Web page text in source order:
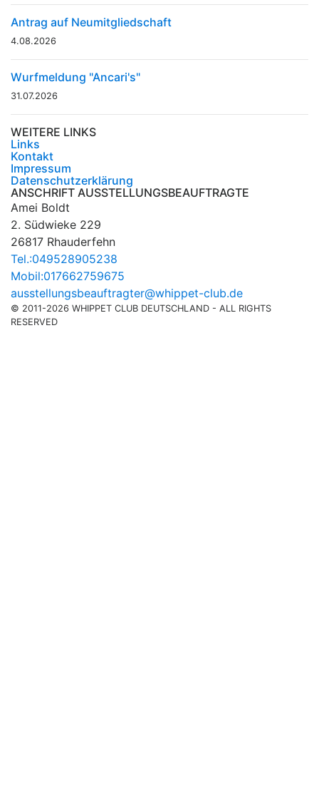
Antrag auf Neumitgliedschaft
4.08.2026
Wurfmeldung "Ancari's"
31.07.2026
WEITERE LINKS
Links
Kontakt
Impressum
Datenschutzerklärung
ANSCHRIFT AUSSTELLUNGSBEAUFTRAGTE
Amei Boldt
2. Südwieke 229
26817 Rhauderfehn
Tel.:049528905238
Mobil:017662759675
ausstellungsbeauftragter@whippet-club.de
© 2011-2026 WHIPPET CLUB DEUTSCHLAND - ALL RIGHTS
RESERVED